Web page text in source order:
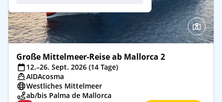
Große Mittelmeer-Reise ab Mallorca 2
12.–26. Sept. 2026 (14 Tage)
AIDAcosma
Westliches Mittelmeer
ab/bis Palma de Mallorca